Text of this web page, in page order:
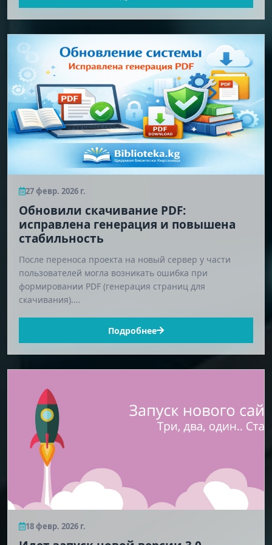
27 февр. 2026 г.
Обновили скачивание PDF:
исправлена генерация и повышена
стабильность
После переноса проекта на новый сервер у части
пользователей могла возникать ошибка при
формировании PDF (генерация страниц для
скачивания).…
Подробнее
18 февр. 2026 г.